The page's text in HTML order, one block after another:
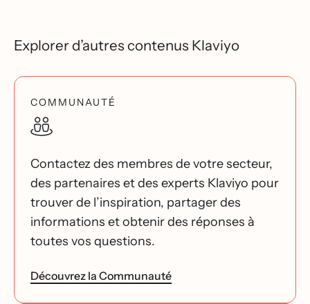
Explorer d’autres contenus Klaviyo
COMMUNAUTÉ
Contactez des membres de votre secteur,
des partenaires et des experts Klaviyo pour
trouver de l’inspiration, partager des
informations et obtenir des réponses à
toutes vos questions.
Découvrez la Communauté